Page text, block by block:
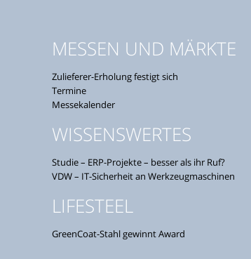
MESSEN UND MÄRKTE
Zulieferer-Erholung festigt sich
Termine
Messekalender
WISSENSWERTES
Studie – ERP-Projekte – besser als ihr Ruf?
VDW – IT-Sicherheit an Werkzeugmaschinen
LIFESTEEL
GreenCoat-Stahl gewinnt Award